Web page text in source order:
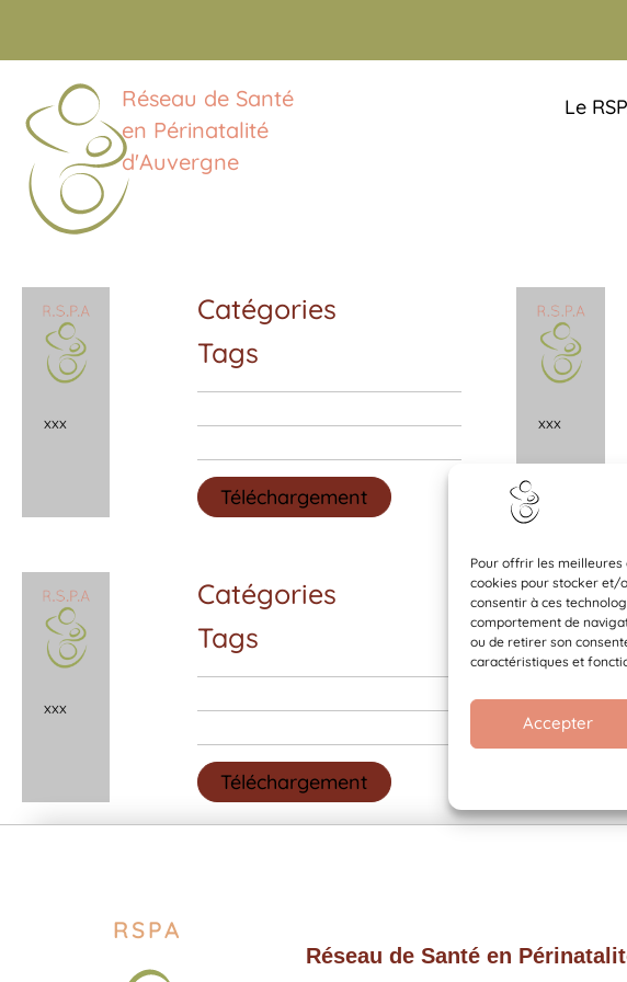
Pour offrir les meilleures
cookies pour stocker et/
consentir à ces
comportement de
ou de retirer son
caractéristiques et
Accepter
Réseau de Santé
en Périnatalité
d'Auvergne
Le
xxx
Catégories
Tags
Téléchargement
xxx
xxx
Catégories
Tags
Téléchargement
RSPA
Réseau de Santé en